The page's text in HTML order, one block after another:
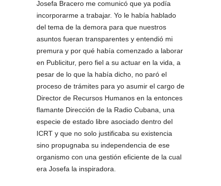
Josefa Bracero me comunicó que ya podía
incorporarme a trabajar. Yo le había hablado
del tema de la demora para que nuestros
asuntos fueran transparentes y entendió mi
premura y por qué había comenzado a laborar
en Publicitur, pero fiel a su actuar en la vida, a
pesar de lo que la había dicho, no paró el
proceso de trámites para yo asumir el cargo de
Director de Recursos Humanos en la entonces
flamante Dirección de la Radio Cubana, una
especie de estado libre asociado dentro del
ICRT y que no solo justificaba su existencia
sino propugnaba su independencia de ese
organismo con una gestión eficiente de la cual
era Josefa la inspiradora.